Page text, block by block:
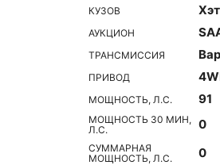
КУЗОВ
АУКЦИОН
ТРАНСМИССИЯ
ПРИВОД
МОЩНОСТЬ, Л.С. 91
МОЩНОСТЬ 30 МИН,
Л.С.
0
СУММАРНАЯ
МОЩНОСТЬ, Л.С.
0